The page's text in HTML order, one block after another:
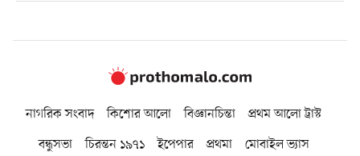
নাগরিক সংবাদ কিশোর আলো বিজ্ঞানচিন্তা
প্রথম আলো ট্রাস্ট
বন্ধুসভা
চিরন্তন ১৯৭১ ইপেপার প্রথমা মোবাইল ভ্যাস